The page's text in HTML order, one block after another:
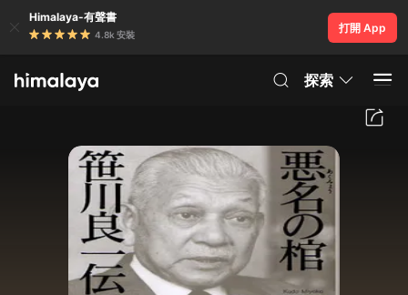
Himalaya-有聲書
4.8k 安裝
打開 App
探索